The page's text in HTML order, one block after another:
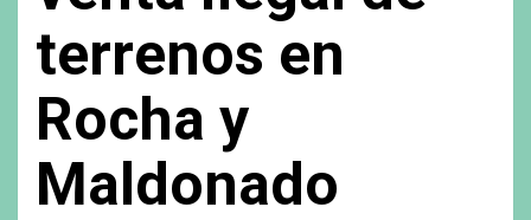
terrenos en
Rocha y
Maldonado